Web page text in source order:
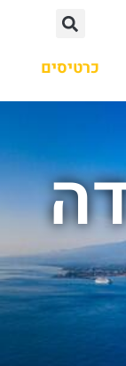
כרטיסים